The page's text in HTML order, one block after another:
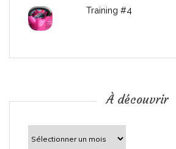
c
Training #4
À découvrir
découvrir